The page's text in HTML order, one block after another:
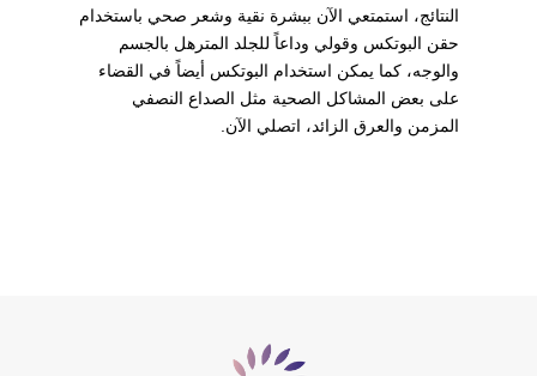
النتائج، استمتعي الآن ببشرة نقية وشعر صحي باستخدام
حقن البوتكس وقولي وداعاً للجلد المترهل بالجسم
والوجه، كما يمكن استخدام البوتكس أيضاً في القضاء
على بعض المشاكل الصحية مثل الصداع النصفي
المزمن والعرق الزائد، اتصلي الآن.